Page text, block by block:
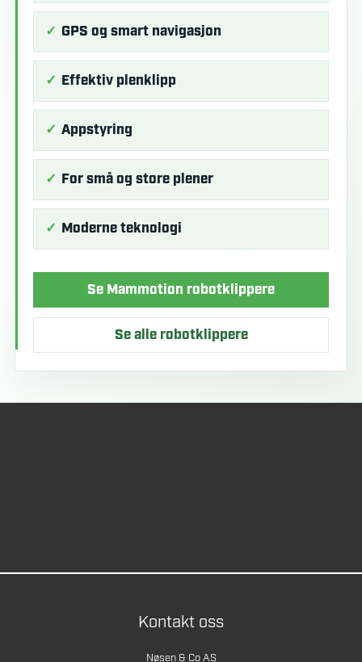
GPS og smart navigasjon
Effektiv plenklipp
Appstyring
For små og store plener
Moderne teknologi
Se Mammotion robotklippere
Se alle robotklippere
Kontakt oss
Nøsen & Co AS